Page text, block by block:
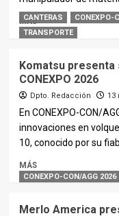
MÁS
CANTERAS CONEXPO-
TRANSPORTE
Komatsu
CONEXPO 2026
Dpto. Redacción 13
En CONEXPO-CON/
innovaciones en
10, conocido por su
MÁS
CONEXPO-CON/AGG 2026
Merlo America